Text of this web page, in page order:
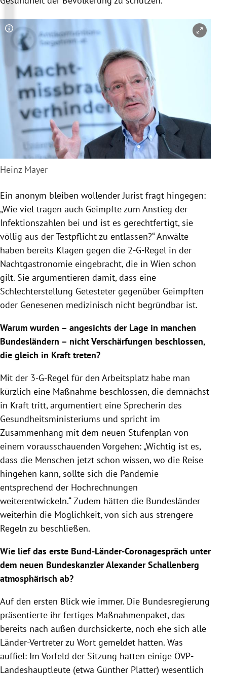
Copyright-Hinweis öffnen/schließen
Heinz Mayer
Ein anonym bleiben wollender Jurist fragt hingegen:
„Wie viel tragen auch Geimpfte zum Anstieg der
Infektionszahlen bei und ist es gerechtfertigt, sie
völlig aus der Testpflicht zu entlassen?“ Anwälte
haben bereits Klagen gegen die 2-G-Regel in der
Nachtgastronomie eingebracht, die in Wien schon
gilt. Sie argumentieren damit, dass eine
Schlechterstellung Getesteter gegenüber Geimpften
oder Genesenen medizinisch nicht begründbar ist.
Warum wurden – angesichts der Lage in manchen
Bundesländern – nicht Verschärfungen beschlossen,
die gleich in Kraft treten?
Mit der 3-G-Regel für den Arbeitsplatz habe man
kürzlich eine Maßnahme beschlossen, die demnächst
in Kraft tritt, argumentiert eine Sprecherin des
Gesundheitsministeriums und spricht im
Zusammenhang mit dem neuen Stufenplan von
einem vorausschauenden Vorgehen: „Wichtig ist es,
dass die Menschen jetzt schon wissen, wo die Reise
hingehen kann, sollte sich die Pandemie
entsprechend der Hochrechnungen
weiterentwickeln.“ Zudem hätten die Bundesländer
weiterhin die Möglichkeit, von sich aus strengere
Regeln zu beschließen.
Wie lief das erste Bund-Länder-Coronagespräch unter
dem neuen Bundeskanzler Alexander Schallenberg
atmosphärisch ab?
Auf den ersten Blick wie immer. Die Bundesregierung
präsentierte ihr fertiges Maßnahmenpaket, das
bereits nach außen durchsickerte, noch ehe sich alle
Länder-Vertreter zu Wort gemeldet hatten. Was
auffiel: Im Vorfeld der Sitzung hatten einige ÖVP-
Landeshauptleute (etwa Günther Platter) wesentlich